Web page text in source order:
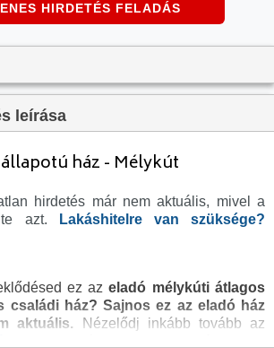
nincs megadva
Beállóban
nincs megadva
nincs megadva
nincs megadva
HIRDETÉS FELADÁS
leírása
ház - Mélykút
hirdetés már nem aktuális, mivel a
azt.
Lakáshitelre van szüksége?
ez azeladó mélykúti átlagos
családi ház? Sajnos ez az eladó ház
aktuális. Nézelődj inkább tovább az